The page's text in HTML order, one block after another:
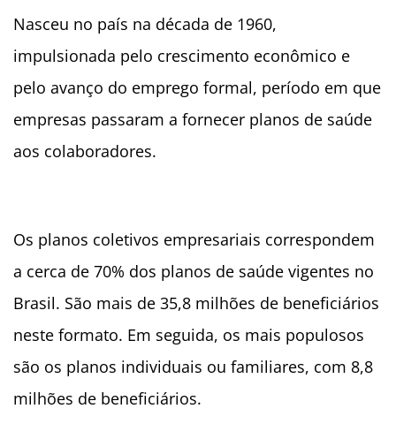
Nasceu no país na década de 1960,
impulsionada pelo crescimento econômico e
pelo avanço do emprego formal, período em que
empresas passaram a fornecer planos de saúde
aos colaboradores.
Os planos coletivos empresariais correspondem
a cerca de 70% dos planos de saúde vigentes no
Brasil. São mais de 35,8 milhões de beneficiários
neste formato. Em seguida, os mais populosos
são os planos individuais ou familiares, com 8,8
milhões de beneficiários.